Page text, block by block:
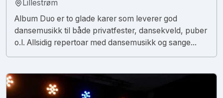
Lillestrøm
Album Duo er to glade karer som leverer god
dansemusikk til både privatfester, dansekveld, puber
o.l. Allsidig repertoar med dansemusikk og sange...